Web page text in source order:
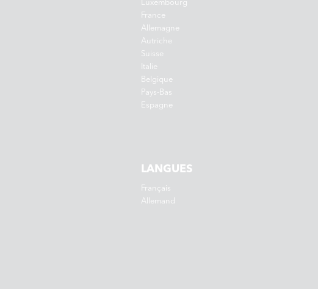
Luxembourg
France
Allemagne
Autriche
Suisse
Italie
Belgique
Pays-Bas
Espagne
LANGUES
Français
Allemand